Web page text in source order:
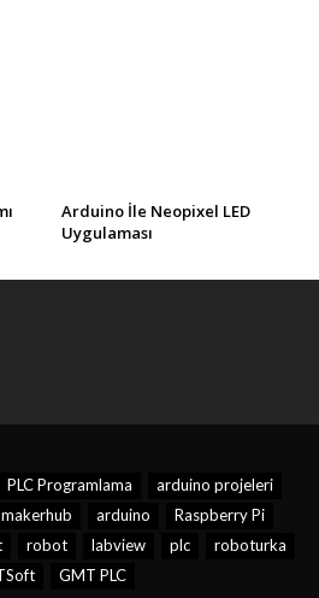
Arduino İle Neopixel LED
Uygulaması
PLC Programlama
arduino projeleri
makerhub arduino
Raspberry Pi
robot labview plc
roboturka
GMT PLC